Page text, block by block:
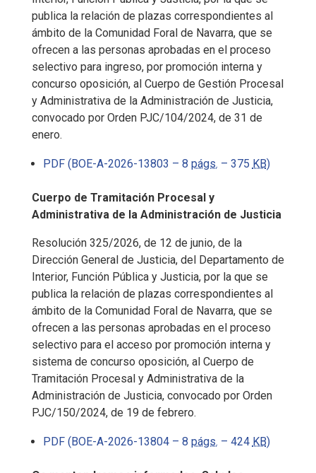
publica la relación de plazas correspondientes al
ámbito de la Comunidad Foral de Navarra, que se
ofrecen a las personas aprobadas en el proceso
selectivo para ingreso, por promoción interna y
concurso oposición, al Cuerpo de Gestión Procesal
y Administrativa de la Administración de Justicia,
convocado por Orden PJC/104/2024, de 31 de
enero.
PDF (BOE-A-2026-13803 – 8 págs. – 375 KB)
Cuerpo de Tramitación Procesal y
Administrativa de la Administración de Justicia
Resolución 325/2026, de 12 de junio, de la
Dirección General de Justicia, del Departamento de
Interior, Función Pública y Justicia, por la que se
publica la relación de plazas correspondientes al
ámbito de la Comunidad Foral de Navarra, que se
ofrecen a las personas aprobadas en el proceso
selectivo para el acceso por promoción interna y
sistema de concurso oposición, al Cuerpo de
Tramitación Procesal y Administrativa de la
Administración de Justicia, convocado por Orden
PJC/150/2024, de 19 de febrero.
PDF (BOE-A-2026-13804 – 8 págs. – 424 KB)